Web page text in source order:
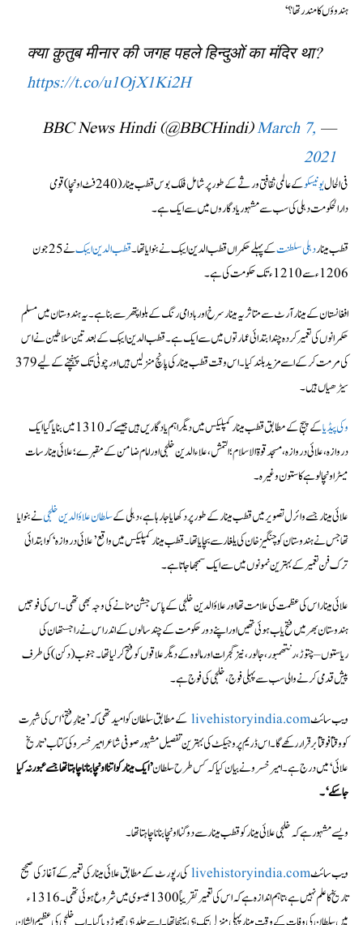
ہندوؤں کا مندر تھا؟‘
क्या क़ुतुब मीनार की जगह पहले हिन्दुओं का मंदिर था?
https://t.co/u1OjX1Ki2H
— BBC News Hindi (@BBCHindi)
March 7,
2021
فی الحالیونیسکو
کے عالمی ثقافتی ورثے کے طور پر شامل فلک بوس قطب مینار (240 فٹ اونچا) قومی
دارالحکومت دہلی کی سب سے مشہور یادگاروں میں سے ایک ہے۔
قطب میناردہلی سلطنتکے پہلے حکمراں قطب الدین ایبک نے بنوایا تھا۔قطب الدین ایبک
نے 25 جون
1206ء سے 1210ء تک حکومت کی ہے۔
افغانستان کے مینار آرٹ سے متاثر یہ مینار سرخ اور بادامی رنگ کے بلوا پتھر سے بنا ہے۔ یہ ہندوستان میں مسلم
حکمرانوں کی تعمیر کردہ چند ابتدائی عمارتوں میں سے ایک ہے۔ قطب الدین ایبک کے بعد تین سلاطین نے اس
کی مرمت کر کے اسے مزید بلند کیا۔ اس وقت قطب مینار کی پانچ منزلیں ہیں اور چوٹی تک پہنچنے کے لیے 379
سیڑھیاں ہیں۔
وکی پیڈیا
کے پیج کے مطابق قطب مینار کمپلیکس میں دیگر اہم یادگاریں ہیں جیسے کہ 1310 میں بنایا گیا ایک
دروازہ، علائی دروازہ، مسجد قوۃ الاسلام؛ التمش، علاء الدین خلجی اور امام ضامن کے مقبرے؛ علائی مینار سات
میٹر اونچا لوہے کا ستون وغیرہ۔
علائی مینار جسے وائرل تصویر میں قطب مینار کے طور پر دکھایا جا رہا ہے، دہلی کےسلطان علاؤالدین خلجینے بنوایا
تھا جس نے ہندوستان کو چنگیز خان کی یلغار سے بچایا تھا۔ قطب مینار کمپلیکس میں واقع ’علائی دروازہ‘ کو ابتدائی
ترک فن تعمیر کے بہترین نمونوں میں سے ایک سمجھا جاتا ہے۔
علائی مینار اس کی عظمت کی علامت تھا اور علاؤالدین خلجی کے پاس جشن منانے کی وجہ بھی تھی۔ اس کی فوجیں
ہندوستان بھر میں فتح یاب ہوئی تھیں اور اپنے دور حکومت کے چند سالوں کے اندر اس نے راجستھان کی
ریاستوں – چتوڑ، رنتھمبور، جالور، نیز گجرات اور مالوہ کے دیگر علاقوں کو فتح کر لیا تھا۔ جنوب (دکن) کی طرف
پیش قدمی کرنے والی سب سے پہلی فوج، خلجی کی فوج ہے۔
ویب سائٹlivehistoryindia.comکے مطابق سلطان کو امید تھی کہ ’مینارِ فتح‘ اس کی شہرت
کو وقتاً فوقتاً برقرار رکھے گا۔ اس ڈریم پروجیکٹ کی بہترین تفصیل مشہور صوفی شاعر امیر خسرو کی کتاب ’تاریخ
علائی‘ میں درج ہے۔ امیر خسرو نے بیان کیا کہ کس طرح سلطان’ایک مینار کو اتنا اونچا بنانا چاہتا تھا جسے عبور نہ کیا
جا سکے‘۔
ویسے مشہور ہے کہ خلجی علائی مینار کو قطب مینار سے دوگنا اونچا بنانا چاہتا تھا۔
ویب سائٹlivehistoryindia.comکی رپورٹ کے مطابق علائی مینار کی تعمیر کے آغاز کی صحیح
تاریخ کا علم نہیں ہے، تاہم اندازہ ہے کہ اس کی تعمیر تقریباً 1300 عیسوی میں شروع ہوئی تھی۔ 1316ء